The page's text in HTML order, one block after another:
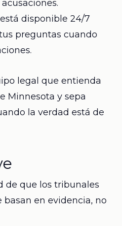
disponible 24/7
preguntas cuando
legal que entienda
Minnesota y sepa
la verdad está de
de que los tribunales
basan en evidencia, no